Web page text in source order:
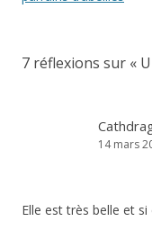
7 réflexions sur «
14 mars
Elle est très belle et si